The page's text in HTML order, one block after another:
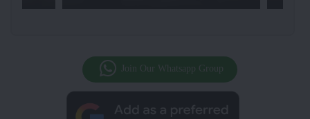
Join Our Whatsapp Group